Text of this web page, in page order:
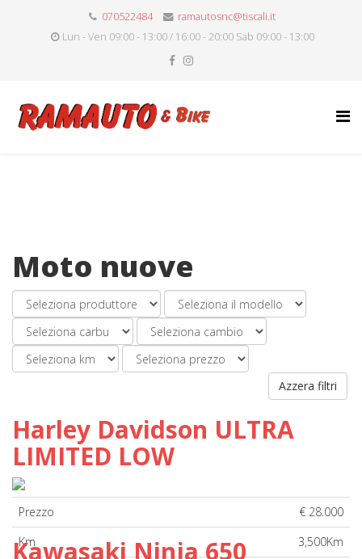
070522484
ramautosnc@tiscali.it
Lun - Ven 09:00 - 13:00 / 16:00 - 20:00 Sab 09:00 - 13:00
Moto nuove
Azzera filtri
Harley Davidson ULTRA
LIMITED LOW
Prezzo
€ 28.000
Km
3,500Km
Kawasaki Ninja 650